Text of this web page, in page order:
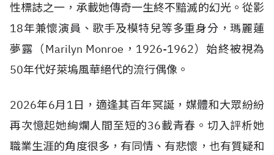
性標誌之一，承載她傳奇一生終不黯滅的幻光。從影
18年兼懷演員、歌手及模特兒等多重身分，瑪麗蓮
夢露（Marilyn Monroe，1926-1962）始終被視為
50年代好萊塢風華絕代的流行偶像。
2026年6月1日，適逢其百年冥誕，媒體和大眾紛紛
再次憶起她絢爛人間至短的36載青春。切入評析她
職業生涯的角度很多，有同情、有悲懷，也有質疑和